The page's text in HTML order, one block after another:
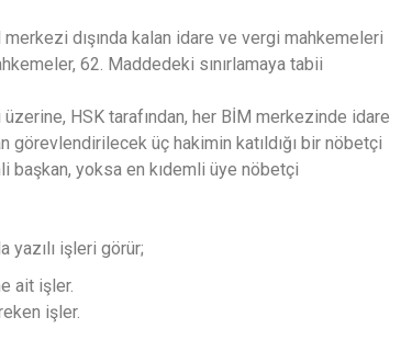
dışında kalan idare ve vergi mahkemeleri
62. Maddedeki sınırlamaya tabii
HSK tarafından, her BİM merkezinde idare
üç hakimin katıldığı bir nöbetçi
başkan, yoksa en kıdemli üye nöbetçi
yazılı işleri görür;
ait işler.
işler.